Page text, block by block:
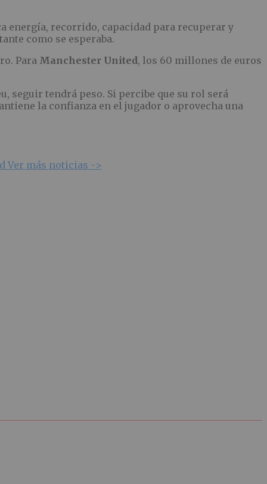
energía, recorrido, capacidad para recuperar y
como se esperaba.
Para Manchester United, los 60 millones de euros
seguir tendrá peso. Si percibe que su rol será
la confianza en el jugador o aprovecha una
Ver más noticias ->